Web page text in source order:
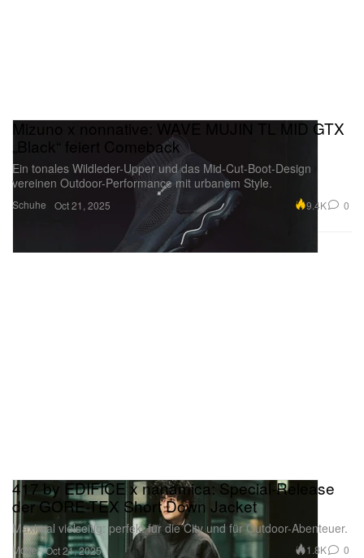
Schuhe
Mizuno x nonnative: WAVE MUJIN TL MID GTX
„Black“ feiert Comeback
Ein tonales Wildleder-Upper und das Mid-Cut-Boot-Design
vereinen Outdoor-Performance mit urbanem Style.
Oct 21, 2025 9.4K 0
Mode
417 by EDIFICE x nanamica: Special-Release
der GORE-TEX Short Down Jacket
Maximal vielseitig: perfekt für die City und für Outdoor-Abenteuer.
Oct 21, 2025 1.8K 0